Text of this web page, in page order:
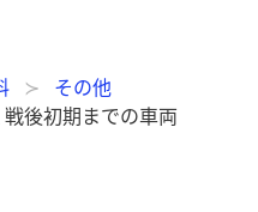
その他
後初期までの車両